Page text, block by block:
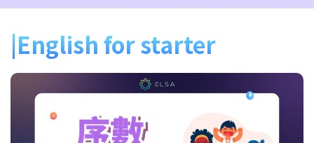
English for starter